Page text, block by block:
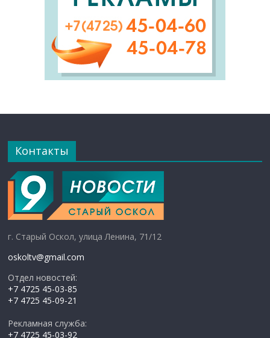
Контакты
г. Старый Оскол, улица Ленина, 71/12
oskoltv@gmail.com
Отдел новостей:
+7 4725 45-03-85
+7 4725 45-09-21
Рекламная служба:
+7 4725 45-03-92